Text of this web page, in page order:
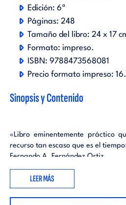
Edición: 6ª
Páginas: 248
Tamaño del libro: 24 x 17
Formato: impreso.
ISBN: 9788473568081
Precio formato impreso:
Sinopsis y Contenido
«Libro eminentemente práctico
recurso tan escaso que es el
Fernando A. Fernández Ortiz
Consejero Director General - UBS
«José María Acosta nos ofrece
nuestro tiempo. Obra de
LEER MÁS